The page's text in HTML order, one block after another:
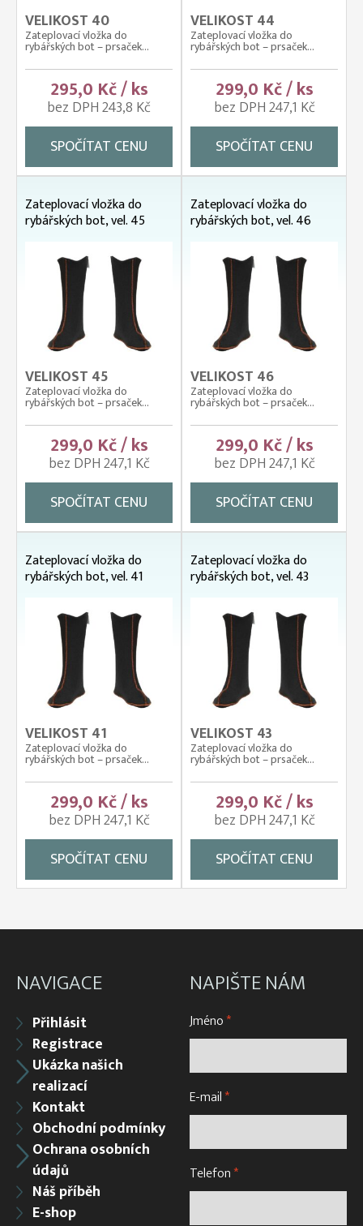
VELIKOST 40
Zateplovací vložka do
rybářských bot – prsaček...
295,0 Kč / ks
bez DPH 243,8 Kč
SPOČÍTAT CENU
VELIKOST 44
Zateplovací vložka do
rybářských bot – prsaček...
299,0 Kč / ks
bez DPH 247,1 Kč
SPOČÍTAT CENU
Zateplovací vložka do
rybářských bot, vel. 45
VELIKOST 45
Zateplovací vložka do
rybářských bot – prsaček...
299,0 Kč / ks
bez DPH 247,1 Kč
SPOČÍTAT CENU
Zateplovací vložka do
rybářských bot, vel. 46
VELIKOST 46
Zateplovací vložka do
rybářských bot – prsaček...
299,0 Kč / ks
bez DPH 247,1 Kč
SPOČÍTAT CENU
Zateplovací vložka do
rybářských bot, vel. 41
VELIKOST 41
Zateplovací vložka do
rybářských bot – prsaček...
299,0 Kč / ks
bez DPH 247,1 Kč
SPOČÍTAT CENU
Zateplovací vložka do
rybářských bot, vel. 43
VELIKOST 43
Zateplovací vložka do
rybářských bot – prsaček...
299,0 Kč / ks
bez DPH 247,1 Kč
SPOČÍTAT CENU
NAVIGACE
Přihlásit
Registrace
Ukázka našich
realizací
Kontakt
Obchodní podmínky
Ochrana osobních
údajů
Náš příběh
E-shop
NAPIŠTE NÁM
Jméno*
E-mail*
Telefon*